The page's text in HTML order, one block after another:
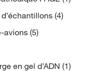
(4)
avions(5)
en gel d’ADN (1)